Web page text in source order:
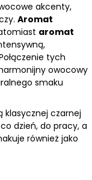
akcenty,
Aromat
aromat
tych
owocowy
smaku
klasycznej czarnej
dzień, do pracy, a
również jako